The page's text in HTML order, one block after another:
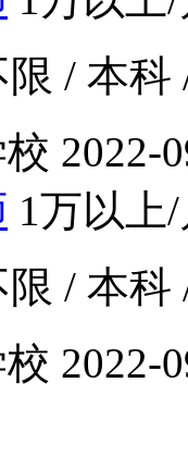
/ 本科
2022-
1万以上
/ 本科
2022-